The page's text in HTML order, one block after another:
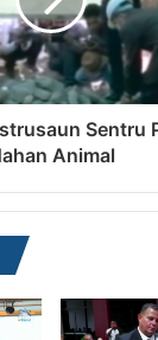
Sentru
Animal